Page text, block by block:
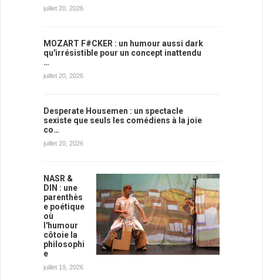
juillet 20, 2026
MOZART F#CKER : un humour aussi dark
qu'irrésistible pour un concept inattendu
…
juillet 20, 2026
Desperate Housemen : un spectacle
sexiste que seuls les comédiens à la joie
co…
juillet 20, 2026
NASR &
DIN : une
parenthès
e poétique
où
l'humour
côtoie la
philosophi
e
juillet 19, 2026